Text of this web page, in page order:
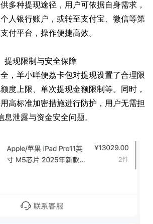
多种提现途径，用户可依据自身需求，
人银行账户，或转至支付宝、微信等第
付平台，操作便捷高效。
提现限制与安全保障
，羊小咩便荔卡包对提现设置了合理限
度上限、单次提现金额限制等。同时，
高标准加密措施进行防护，用户无需担
息泄露与资金安全问题。